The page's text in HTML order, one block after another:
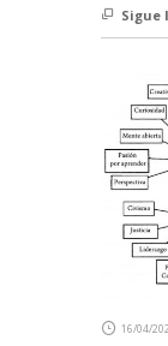
Sigue
16/04/